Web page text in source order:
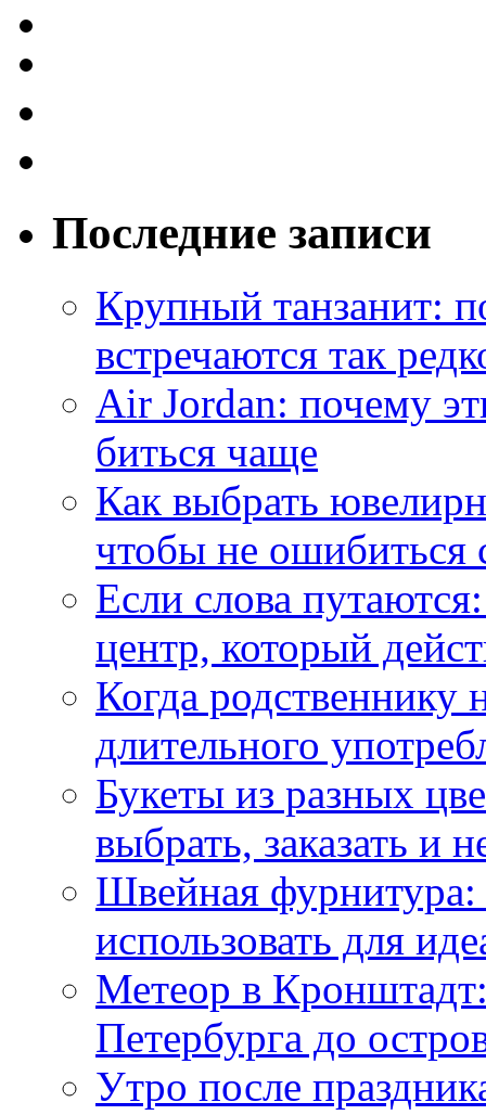
Последние записи
Крупный танзанит:
встречаются так
Air Jordan: почему
биться чаще
Как выбрать
чтобы не ошибиться
Если слова
центр, который
Когда
длительного
Букеты из разных
выбрать, заказать и
Швейная фурнитура:
использовать для
Метеор в
Петербурга до
Утро после